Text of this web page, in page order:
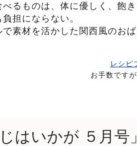
べるものは、体に優しく、飽き
担にならない。
で素材を活かした関西風のお
レシピ
お手数です
じはいかが ５月号